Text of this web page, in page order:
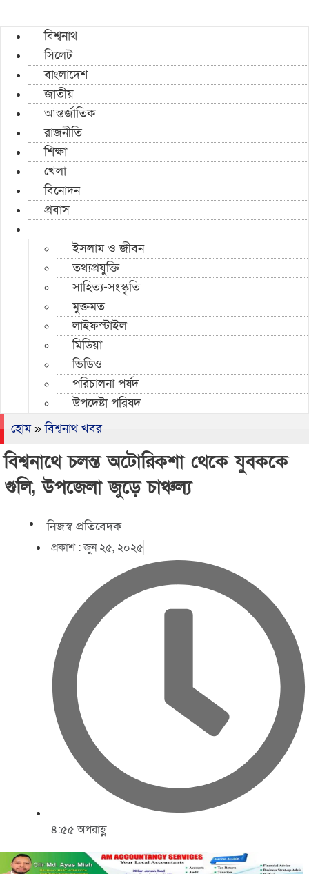
বিশ্বনাথ
সিলেট
বাংলাদেশ
জাতীয়
আন্তর্জাতিক
রাজনীতি
শিক্ষা
খেলা
বিনোদন
প্রবাস
ইসলাম ও জীবন
তথ্যপ্রযুক্তি
সাহিত্য-সংস্কৃতি
মুক্তমত
লাইফস্টাইল
মিডিয়া
ভিডিও
পরিচালনা পর্ষদ
উপদেষ্টা পরিষদ
হোম»বিশ্বনাথ খবর
বিশ্বনাথে চলন্ত অটোরিকশা থেকে যুবককে
গুলি, উপজেলা জুড়ে চাঞ্চল্য
নিজস্ব প্রতিবেদক
প্রকাশ :জুন ২৫, ২০২৫
৪:৫৫ অপরাহ্ণ